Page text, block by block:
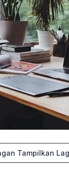
luar biasa
karena itu,
menjadi
proses
Tampilkan